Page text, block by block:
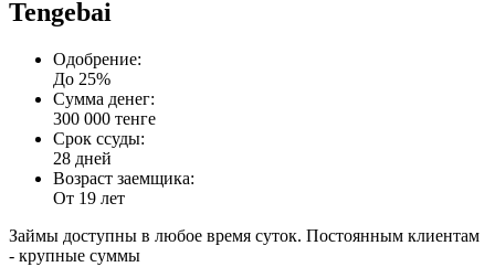
Tengebai
Одобрение:
До 25%
Сумма денег:
300 000 тенге
Срок ссуды:
28 дней
Возраст заемщика:
От 19 лет
Займы доступны в любое время суток. Постоянным клиентам
- крупные суммы